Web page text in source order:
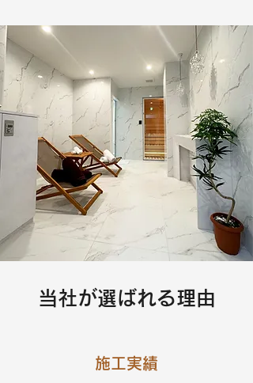
当社が選ばれる理由
​施工実績